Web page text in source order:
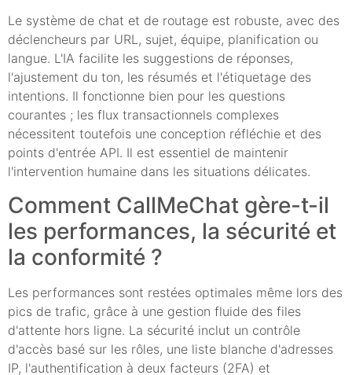
Le système de chat et de routage est robuste, avec des
déclencheurs par URL, sujet, équipe, planification ou
langue. L'IA facilite les suggestions de réponses,
l'ajustement du ton, les résumés et l'étiquetage des
intentions. Il fonctionne bien pour les questions
courantes ; les flux transactionnels complexes
nécessitent toutefois une conception réfléchie et des
points d'entrée API. Il est essentiel de maintenir
l'intervention humaine dans les situations délicates.
Comment CallMeChat gère-t-il
les performances, la sécurité et
la conformité ?
Les performances sont restées optimales même lors des
pics de trafic, grâce à une gestion fluide des files
d'attente hors ligne. La sécurité inclut un contrôle
d'accès basé sur les rôles, une liste blanche d'adresses
IP, l'authentification à deux facteurs (2FA) et